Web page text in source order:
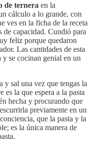
de ternera en la
cálculo a lo grande, con
ves en la ficha de la receta
capacidad. Cundió para
feliz porque quedaron
Las cantidades de esta
y se cocinan genial en un
y sal una vez que tengas la
es la que espera a la pasta
hecha y procurando que
previamente en un
que la pasta y la
es la única manera de